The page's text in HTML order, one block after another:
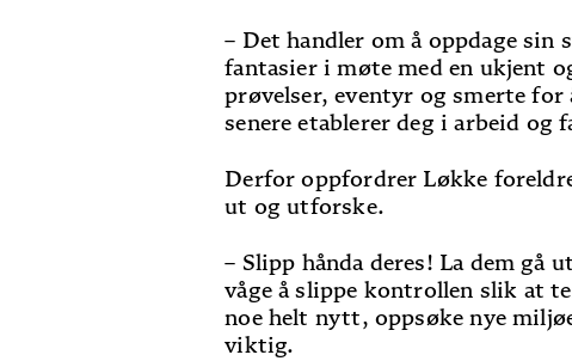
– Det handler om å oppdage sin
fantasier i møte med en ukjent
prøvelser, eventyr og smerte
senere etablerer deg i arbeid og
Derfor oppfordrer Løkke
ut og utforske.
– Slipp hånda deres! La dem gå
våge å slippe kontrollen slik at
noe helt nytt, oppsøke nye
viktig.